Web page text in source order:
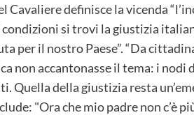
definisce la vicenda
si trovi la giustizia
per il nostro Paese”. “Da
accantonasse il tema: i nodi
Quella della giustizia resta
"Ora che mio padre non c’è